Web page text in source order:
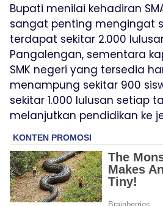
Bupati menilai kehadiran
sangat penting mengingat
terdapat sekitar 2.000
Pangalengan, sementara
SMK negeri yang tersedia
menampung sekitar 900
sekitar 1.000 lulusan setiap
melanjutkan pendidikan ke